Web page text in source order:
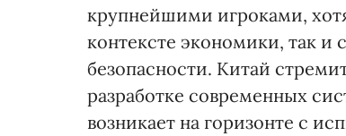
крупнейшими игроками,
контексте экономики, так и
безопасности. Китай
разработке современных
возникает на горизонте с